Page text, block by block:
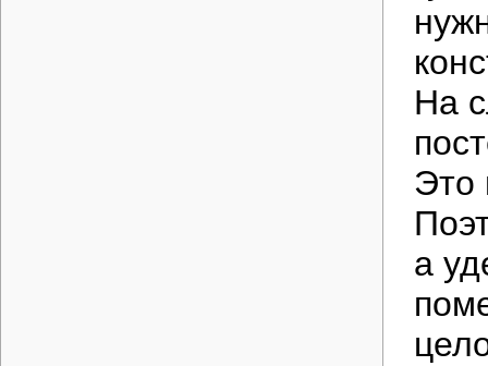
На
Это
а